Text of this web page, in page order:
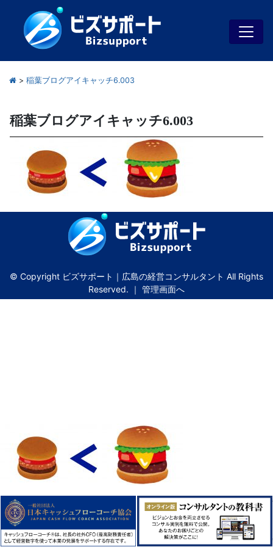
> 稲葉ブログアイキャッチ6.003
稲葉ブログアイキャッチ6.003
© Copyright ビズサポート｜広島の経営コンサルタント All Rights
Reserved. ｜ 管理画面へ